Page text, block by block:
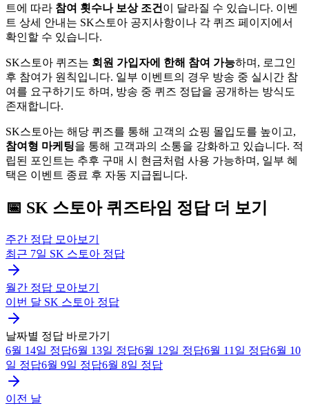
트에 따라 참여 횟수나 보상 조건 이 달라질 수 있습니다. 이벤
트 상세 안내는 SK스토아 공지사항이나 각 퀴즈 페이지에서
확인할 수 있습니다.
SK스토아 퀴즈는 회원 가입자에 한해 참여 가능하며, 로그인
후 참여가 원칙입니다. 일부 이벤트의 경우 방송 중 실시간 참
여를 요구하기도 하며, 방송 중 퀴즈 정답을 공개하는 방식도
존재합니다.
SK스토아는 해당 퀴즈를 통해 고객의 쇼핑 몰입도를 높이고,
참여형 마케팅을 통해 고객과의 소통을 강화하고 있습니다. 적
립된 포인트는 추후 구매 시 현금처럼 사용 가능하며, 일부 혜
택은 이벤트 종료 후 자동 지급됩니다.
📅 SK 스토아 퀴즈타임 정답 더 보기
주간 정답 모아보기
최근 7일 SK 스토아 정답
월간 정답 모아보기
이번 달 SK 스토아 정답
날짜별 정답 바로가기
6월 14일 정답6월 13일 정답6월 12일 정답6월 11일 정답6월 10
일 정답6월 9일 정답6월 8일 정답
이전 날